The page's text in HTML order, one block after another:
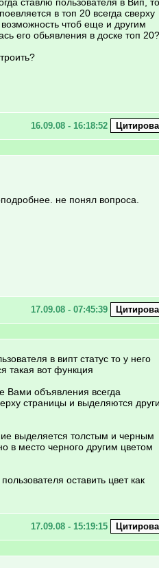
в топ 20 всегда сверху
возможность чтоб еще и другим
его обьявления в доске топ 20?
16.09.08 - 16:18:52
не понял вопроса.
17.09.08 - 07:45:39
в випт статус то у него
такая вот функция
Вами объявления всегда
страницы и выделяются
выделяется толстым и черным
в место черного другим цветом
оставить цвет как
17.09.08 - 15:19:15